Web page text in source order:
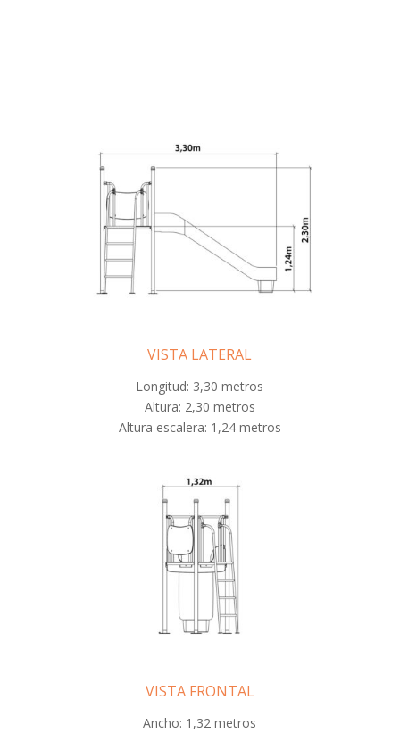
VISTA LATERAL
Longitud: 3,30 metros
Altura: 2,30 metros
Altura escalera: 1,24 metros
VISTA FRONTAL
Ancho: 1,32 metros